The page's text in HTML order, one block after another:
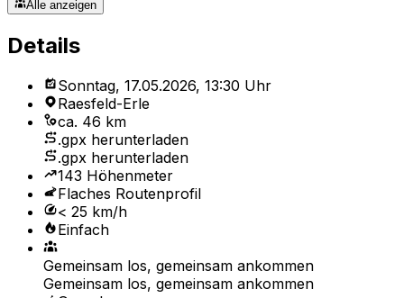
Alle anzeigen
Details
Sonntag, 17.05.2026, 13:30 Uhr
Raesfeld-Erle
ca. 46 km
.gpx herunterladen
.gpx herunterladen
143 Höhenmeter
Flaches Routenprofil
< 25 km/h
Einfach
Gemeinsam los, gemeinsam ankommen
Gemeinsam los, gemeinsam ankommen